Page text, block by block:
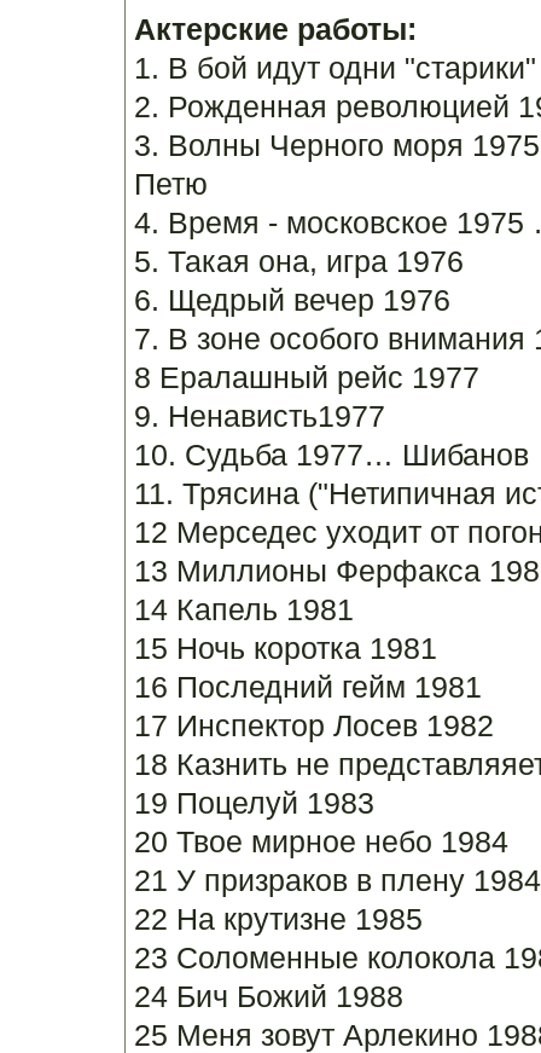
Актерские работы:
1. В бой идут одни
2. Рожденная революцией
3. Волны Черного моря
Петю
4. Время - московское
5. Такая она, игра 1976
6. Щедрый вечер 1976
7. В зоне особого
8 Ералашный рейс 1977
9. Ненависть1977
10. Судьба 1977… Шибанов
11. Трясина ("Нетипичная
12 Мерседес уходит от
13 Миллионы Ферфакса
14 Капель 1981
15 Ночь коротка 1981
16 Последний гейм 1981
17 Инспектор Лосев 1982
18 Казнить не
19 Поцелуй 1983
20 Твое мирное небо 1984
21 У призраков в плену 1984
22 На крутизне 1985
23 Соломенные колокола
24 Бич Божий 1988
25 Меня зовут Арлекино